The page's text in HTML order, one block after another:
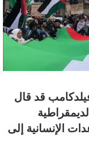
قد قال
الإنسانية إلى